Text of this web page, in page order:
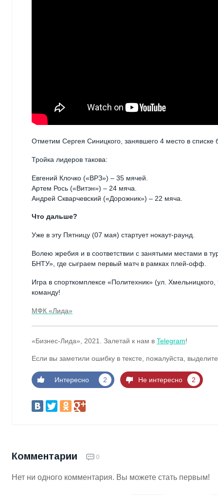
Отметим Сергея Синицкого, занявшего 4 место в
Тройка лидеров такова:
Евгений Клочко («ВРЗ») – 35 мячей.
Артем Рось («Витэн») – 24 мяча.
Андрей Скварчевский («Дорожник») – 22 мяча.
Что дальше?
Уже в эту Пятницу (07 мая) стартует нокаут-раунд.
Волею жребия и в соответствии с занятыми местами
БНТУ», где сыграем первый матч в рамках плей-офф.
Игра в спорткомплексе «Политехник» (ул.
команду!
МФК «Лида»
«Бизнес-Лида», 2021. Залетай к нам в Telegram!
Если вы заметили ошибку в тексте, пожалуйста,
Интересно 2 Не интересно 2
Комментарии 0
Нет ни одного комментария. Вы можете стать первым!